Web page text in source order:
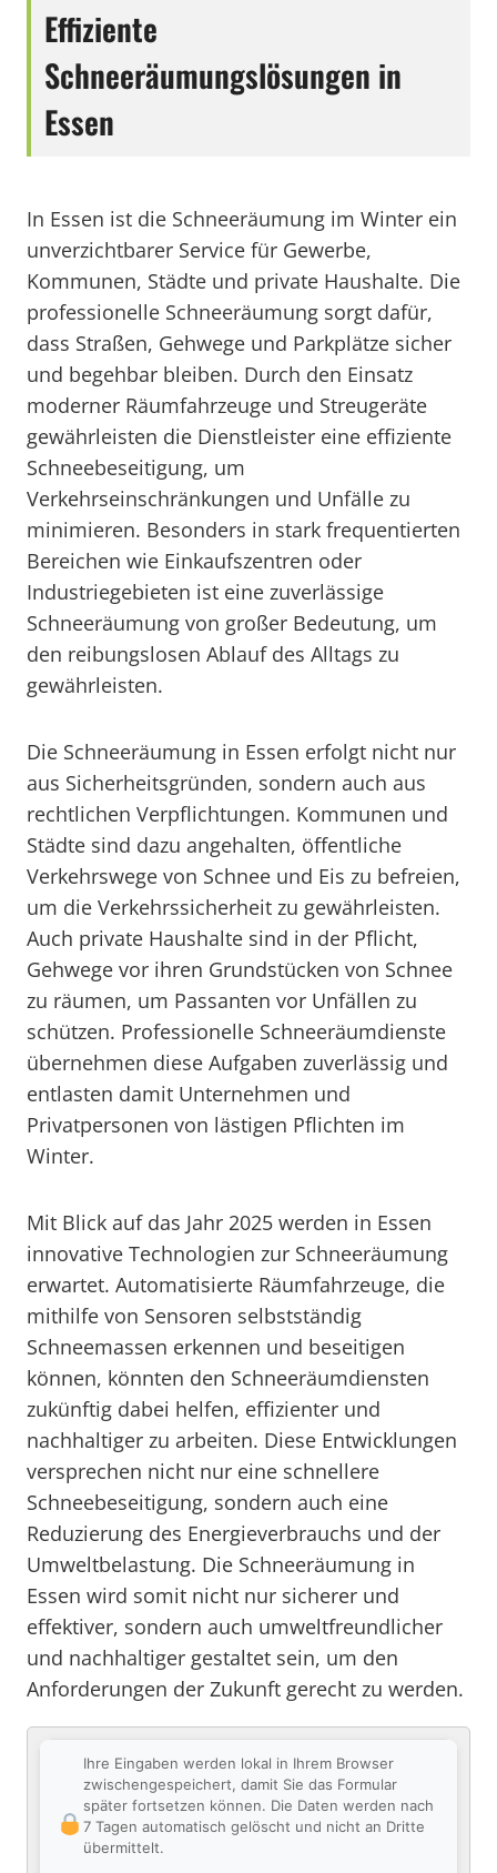
Effiziente
Schneeräumungslösungen in
Essen
In Essen ist die Schneeräumung im Winter ein
unverzichtbarer Service für Gewerbe,
Kommunen, Städte und private Haushalte. Die
professionelle Schneeräumung sorgt dafür,
dass Straßen, Gehwege und Parkplätze sicher
und begehbar bleiben. Durch den Einsatz
moderner Räumfahrzeuge und Streugeräte
gewährleisten die Dienstleister eine effiziente
Schneebeseitigung, um
Verkehrseinschränkungen und Unfälle zu
minimieren. Besonders in stark frequentierten
Bereichen wie Einkaufszentren oder
Industriegebieten ist eine zuverlässige
Schneeräumung von großer Bedeutung, um
den reibungslosen Ablauf des Alltags zu
gewährleisten.
Die Schneeräumung in Essen erfolgt nicht nur
aus Sicherheitsgründen, sondern auch aus
rechtlichen Verpflichtungen. Kommunen und
Städte sind dazu angehalten, öffentliche
Verkehrswege von Schnee und Eis zu befreien,
um die Verkehrssicherheit zu gewährleisten.
Auch private Haushalte sind in der Pflicht,
Gehwege vor ihren Grundstücken von Schnee
zu räumen, um Passanten vor Unfällen zu
schützen. Professionelle Schneeräumdienste
übernehmen diese Aufgaben zuverlässig und
entlasten damit Unternehmen und
Privatpersonen von lästigen Pflichten im
Winter.
Mit Blick auf das Jahr 2025 werden in Essen
innovative Technologien zur Schneeräumung
erwartet. Automatisierte Räumfahrzeuge, die
mithilfe von Sensoren selbstständig
Schneemassen erkennen und beseitigen
können, könnten den Schneeräumdiensten
zukünftig dabei helfen, effizienter und
nachhaltiger zu arbeiten. Diese Entwicklungen
versprechen nicht nur eine schnellere
Schneebeseitigung, sondern auch eine
Reduzierung des Energieverbrauchs und der
Umweltbelastung. Die Schneeräumung in
Essen wird somit nicht nur sicherer und
effektiver, sondern auch umweltfreundlicher
und nachhaltiger gestaltet sein, um den
Anforderungen der Zukunft gerecht zu werden.
Ihre Eingaben werden lokal in Ihrem Browser
zwischengespeichert, damit Sie das Formular
später fortsetzen können. Die Daten werden nach
7 Tagen automatisch gelöscht und nicht an Dritte
übermittelt.